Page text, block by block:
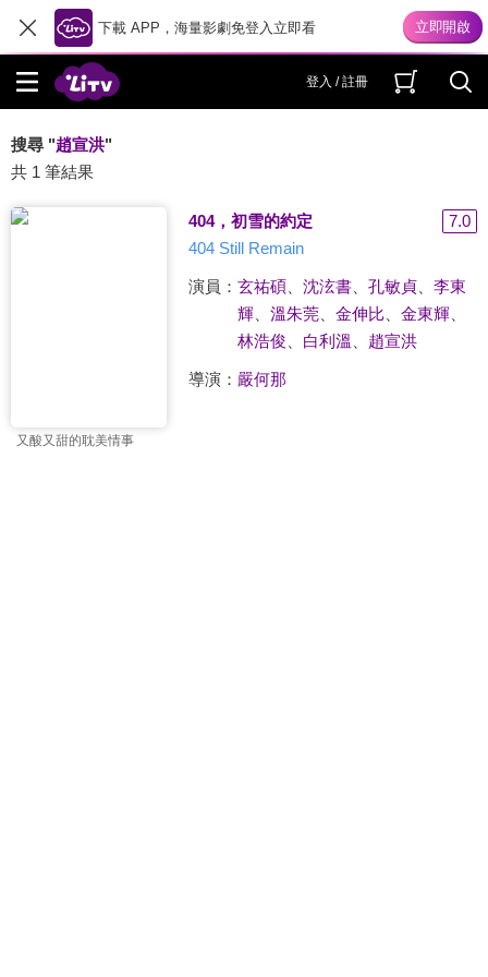
下載 APP，海量影劇免登入立即看
登入 / 註冊
搜尋 "趙宣洪"
共 1 筆結果
又酸又甜的耽美情事
404，初雪的約定
7.0
404 Still Remain
演員： 玄祐碩、 沈泫書、 孔敏貞、 李東
輝、 溫朱莞、 金伸比 金東輝、
林浩俊
白利溫 趙宣洪
導演： 嚴何那